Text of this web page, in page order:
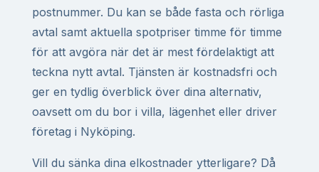
postnummer. Du kan se både fasta och rörliga
avtal samt aktuella spotpriser timme för timme
för att avgöra när det är mest fördelaktigt att
teckna nytt avtal. Tjänsten är kostnadsfri och
ger en tydlig överblick över dina alternativ,
oavsett om du bor i villa, lägenhet eller driver
företag i Nyköping.
Vill du sänka dina elkostnader ytterligare? Då